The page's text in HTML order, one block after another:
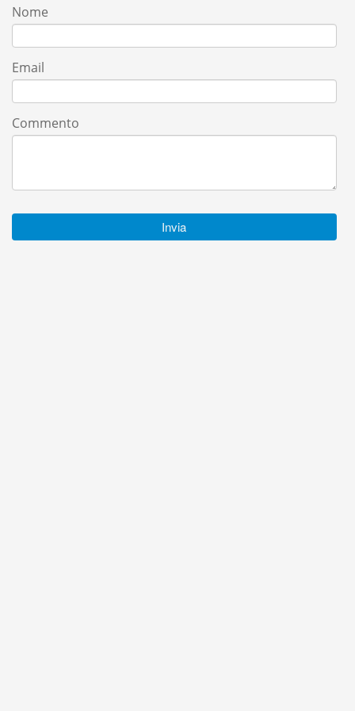
Nome
Email
Commento
Invia